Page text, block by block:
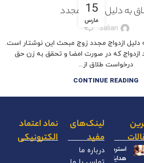
15
مارس
به دلیل ازدواج مجدد
Salian
2
دلیل ازدواج مجدد زوج مبحث این نوشتار است.
ازدواج که در صورت امضا و تحقق به زن حق
درخواست طلاق از...
CONTINUE READING
استرداد
هدایای
لینک‌های
مفید
درباره ما
نماد اعتماد
الکترونیکی